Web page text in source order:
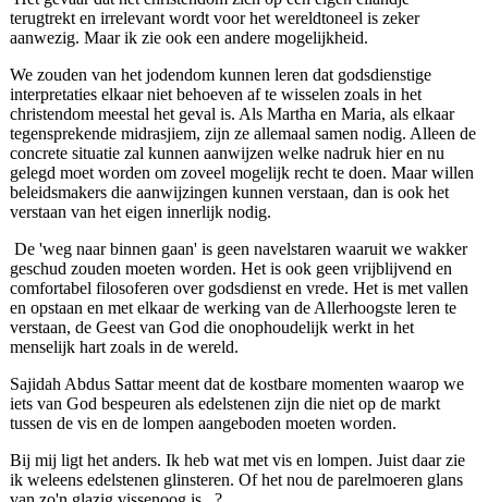
terugtrekt en irrelevant wordt voor het wereldtoneel is zeker
aanwezig. Maar ik zie ook een andere mogelijk­heid.
We zouden van het jodendom kunnen leren dat godsdiensti­ge
interpretaties elkaar niet behoeven af te wisselen zoals in het
christendom meestal het geval is. Als Martha en Maria, als elkaar
tegenspre­kende midras­jiem, zijn ze allemaal samen nodig. Alleen de
concrete situa­tie zal kunnen aanwijzen welke nadruk hier en nu
gelegd moet worden om zoveel mogelijk recht te doen. Maar willen
beleidsmakers die aanwijzingen kunnen verstaan, dan is ook het
verstaan van het eigen innerlijk nodig.
De 'weg naar binnen gaan' is geen navelstaren waaruit we wakker
geschud zouden moeten worden. Het is ook geen vrijblijvend en
comfortabel filosofe­ren over gods­dienst en vrede. Het is met vallen
en opstaan en met elkaar de werking van de Allerhoogste leren te
verstaan, de Geest van God die onophoudelijk werkt in het
menselijk hart zoals in de wereld.
Sajidah Abdus Sattar meent dat de kostbare momenten waarop we
iets van God bespeuren als edelstenen zijn die niet op de markt
tussen de vis en de lompen aangeboden moeten worden.
Bij mij ligt het anders. Ik heb wat met vis en lompen. Juist daar zie
ik weleens edelstenen glinsteren. Of het nou de parelmoeren glans